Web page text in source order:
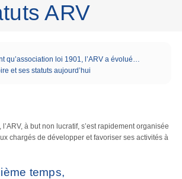
ARV
qu’association loi 1901, l’ARV a évolué…
et ses statuts aujourd’hui
à but non lucratif, s’est rapidement organisée
chargés de développer et favoriser ses activités à
temps,